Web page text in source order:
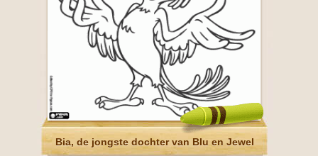
Bia, de jongste dochter van Blu en Jewel